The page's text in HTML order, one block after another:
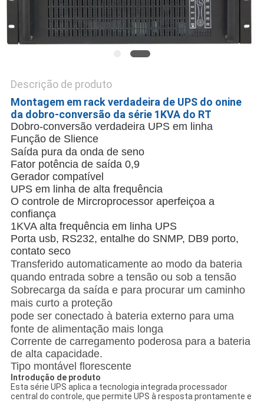
Descrição de produto
Montagem em rack verdadeira de UPS do onine
da dobro-conversão da série 1KVA do RT
Dobro-conversão verdadeira UPS em linha
Função de Slience
Saída pura da onda de seno
Fator potência de saída 0,9
Gerador compatível
UPS em linha de alta frequência
O controle de Mircroprocessor aperfeiçoa a
confiança
1KVA alta frequência em linha UPS
Porta usb, RS232, entalhe do SNMP, DB9 porto,
contato seco
Transferido automaticamente ao modo da bateria
quando entrada sobre a tensão ou sob a tensão
Sobrecarga da saída e para procurar um caminho
mais curto a proteção
pode ser conectado à bateria externo para uma
fonte de alimentação mais longa
Corrente de carregamento poderosa para a bateria
de alta capacidade.
Tipo montável florescente
Introdução de produto
Esta série UPS aplica a tecnologia integrada processador
central do controle, que permite UPS à resposta prontamente e